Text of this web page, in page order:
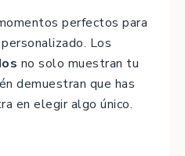
perfectos para
Los
no solo muestran tu
demuestran que has
en elegir algo único.